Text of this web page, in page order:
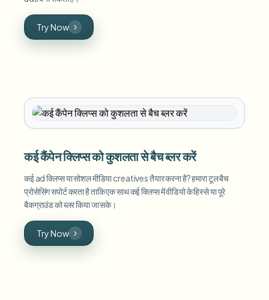
Try Now
कई कैंपेन क्लिप्स को कुशलता से बैच ब्लर करें
कई ad क्लिप्स या सोशल मीडिया creatives तैयार करना है? हमारा टूल बैच
प्रोसेसिंग सपोर्ट करता है ताकि एक साथ कई क्लिप्स में वीडियो के हिस्से या पूरे
बैकग्राउंड को ब्लर किया जा सके।
Try Now